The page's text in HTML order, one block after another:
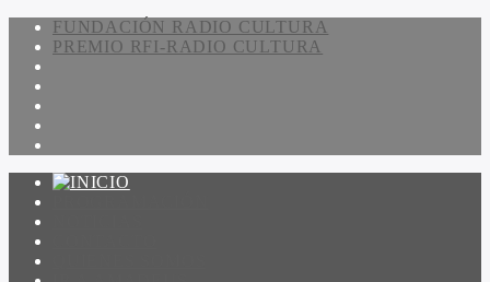
FUNDACIÓN RADIO CULTURA
PREMIO RFI-RADIO CULTURA